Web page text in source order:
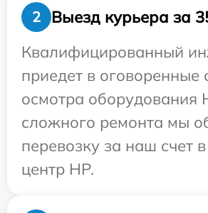
2
Выезд курьера за
Квалифицированный
приедет в оговоренные
осмотра оборудования
сложного ремонта мы
перевозку за наш счет
центр HP.